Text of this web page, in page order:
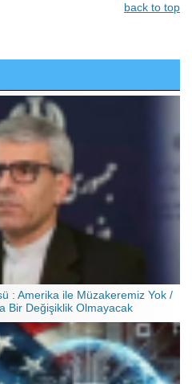
back to top
: Amerika ile Müzakeremiz Yok /
Bir Değişiklik Olmayacak